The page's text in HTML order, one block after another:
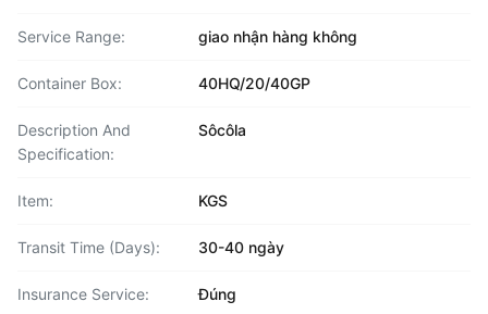
Service Range: giao nhận hàng không
Container Box: 40HQ/20/40GP
Description And
Specification:
Sôcôla
Item: KGS
Transit Time (Days): 30-40 ngày
Insurance Service: Đúng